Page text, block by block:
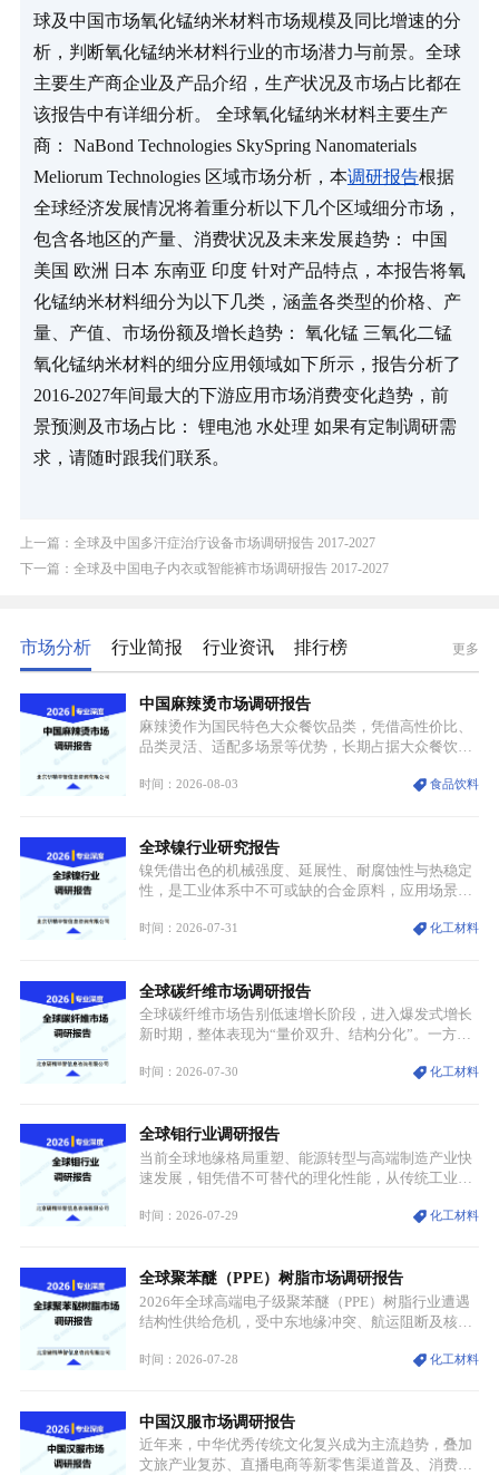
球及中国市场氧化锰纳米材料市场规模及同比增速的分
析，判断氧化锰纳米材料行业的市场潜力与前景。全球
主要生产商企业及产品介绍，生产状况及市场占比都在
该报告中有详细分析。 全球氧化锰纳米材料主要生产
商： NaBond Technologies SkySpring Nanomaterials
Meliorum Technologies 区域市场分析，本调研报告根据
全球经济发展情况将着重分析以下几个区域细分市场，
包含各地区的产量、消费状况及未来发展趋势： 中国
美国 欧洲 日本 东南亚 印度 针对产品特点，本报告将氧
化锰纳米材料细分为以下几类，涵盖各类型的价格、产
量、产值、市场份额及增长趋势： 氧化锰 三氧化二锰
氧化锰纳米材料的细分应用领域如下所示，报告分析了
2016-2027年间最大的下游应用市场消费变化趋势，前
景预测及市场占比： 锂电池 水处理 如果有定制调研需
求，请随时跟我们联系。
上一篇：全球及中国多汗症治疗设备市场调研报告 2017-2027
下一篇：全球及中国电子内衣或智能裤市场调研报告 2017-2027
市场分析 行业简报 行业资讯 排行榜 更多
中国麻辣烫市场调研报告
麻辣烫作为国民特色大众餐饮品类，凭借高性价比、
品类灵活、适配多场景等优势，长期占据大众餐饮重
型，叠加消费需求升级、线上流量变革、新零售业态
特点，在消费、创业、政策、技术多重驱动下，依旧
具备强劲的发展活力。
时间：2026-08-03 食品饮料
全球镍行业研究报告
镍凭借出色的机械强度、延展性、耐腐蚀性与热稳定
性，是工业体系中不可或缺的合金原料，应用场景横
用价值难以被替代。依托理化优势，镍被全球主要经
型为新能源核心战略矿产，全球产业形成“印尼掌控
资源与产能、中国主导消费与技术、工艺向低碳湿法
迭代、再生镍加速补位”的全新格局。
时间：2026-07-31 化工材料
全球碳纤维市场调研报告
全球碳纤维市场告别低速增长阶段，进入爆发式增长
新时期，整体表现为“量价双升、结构分化”。一方面
持续扩张；另一方面产品、需求、应用场景呈现明显
体规模扩张，高附加值领域与规模化工业应用形成两
大独立增长体系。
时间：2026-07-30 化工材料
全球钼行业调研报告
当前全球地缘格局重塑、能源转型与高端制造产业快
速发展，钼凭借不可替代的理化性能，从传统工业金
需格局重构、价值体系重估的新阶段。钼是典型难熔
贯穿传统工业、高端制造、军工、新能源等多个核心
产业，成为现代工业体系中不可或缺的基础材料。
时间：2026-07-29 化工材料
全球聚苯醚（PPE）树脂市场调研报告
2026年全球高端电子级聚苯醚（PPE）树脂行业遭遇
结构性供给危机，受中东地缘冲突、航运阻断及核心
停产，行业长期维持寡头垄断的供应链格局彻底瓦
价无市”的供给真空，并沿高频覆铜板、PCB电路板向
AI服务器、5G基站等高端电子终端持续传导，全产业
链生产、成本、交付均承受巨大压力。
时间：2026-07-28 化工材料
中国汉服市场调研报告
近年来，中华优秀传统文化复兴成为主流趋势，叠加
文旅产业复苏、直播电商等新零售渠道普及、消费群